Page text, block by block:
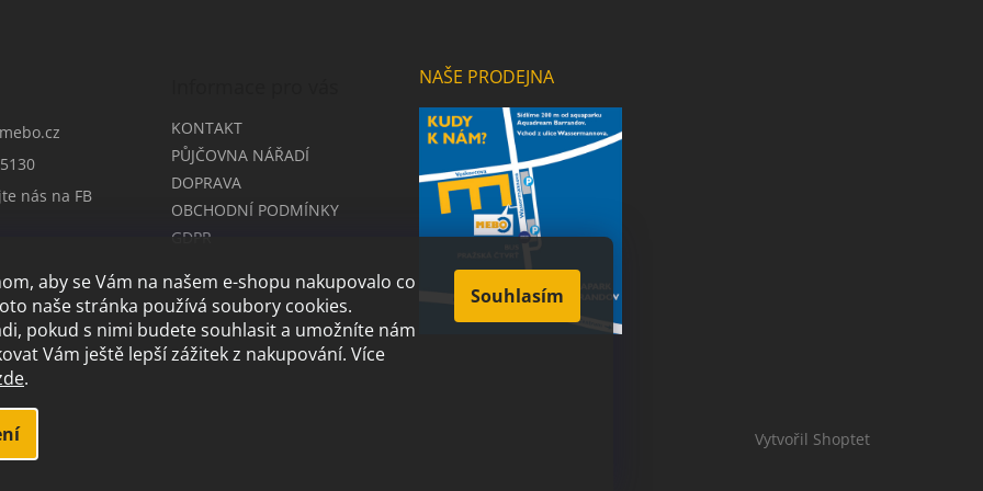
aby se Vám na našem e-shopu nakupovalo co
naše stránka používá soubory cookies.
pokud s nimi budete souhlasit a umožníte nám
Vám ještě lepší zážitek z nakupování. Více
.
Souhlasím
mebo.cz
nás na FB
KONTAKT
PŮJČOVNA NÁŘADÍ
DOPRAVA
OBCHODNÍ PODMÍNKY
GDPR
NAŠE PRODEJNA
Vytvořil Shoptet